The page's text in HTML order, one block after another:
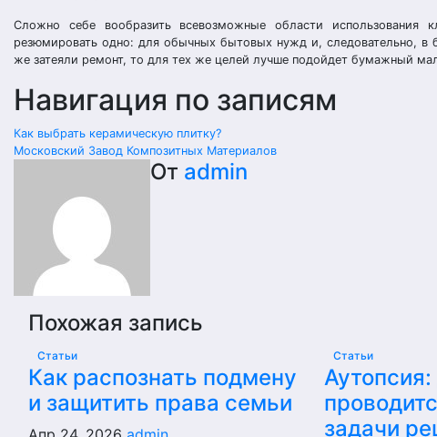
Сложно себе вообразить всевозможные области
резюмировать одно: для обычных бытовых нужд и, следовательно, в
же затеяли ремонт, то для тех же целей лучше подойдет бумажный
Навигация по записям
Как выбрать керамическую плитку?
Московский Завод Композитных Материалов
От admin
Похожая запись
Статьи
Как распознать подмену
и защитить права семьи
Статьи
Аутопсия:
задачи